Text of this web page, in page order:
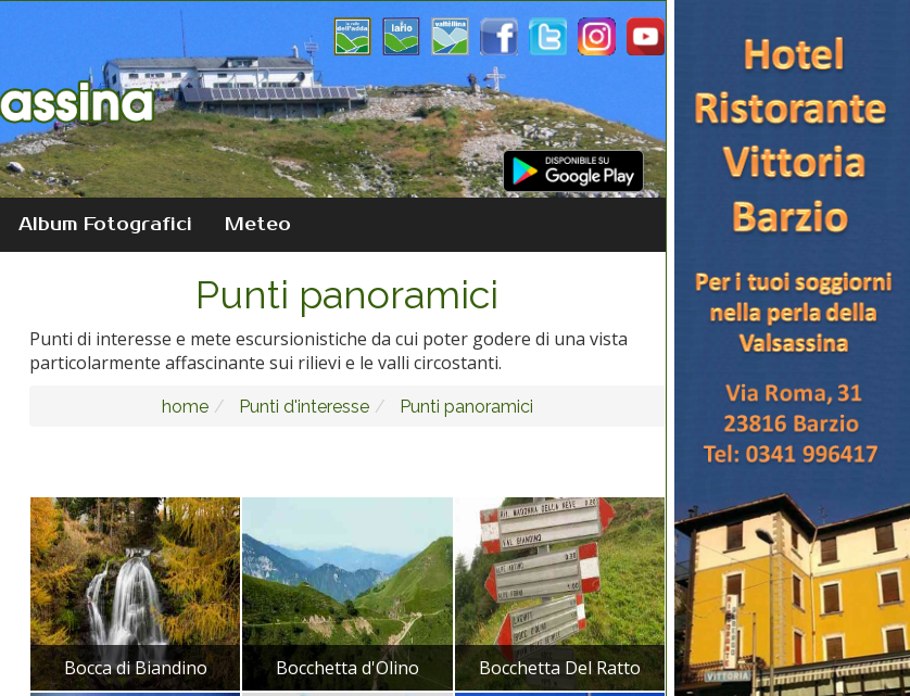
Album Fotografici Meteo
Punti panoramici
Punti di interesse e mete escursionistiche da cui poter godere di una vista
particolarmente affascinante sui rilievi e le valli circostanti.
home Punti d'interesse Punti panoramici
Bocca di Biandino Bocchetta d'Olino Bocchetta Del Ratto